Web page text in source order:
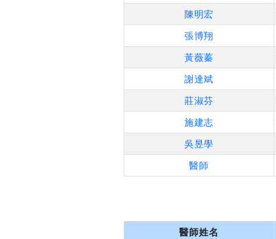
陳明宏
張博翔
黃薇蓁
謝達斌
莊淑芬
施建志
吳昱學
醫師
醫師姓名